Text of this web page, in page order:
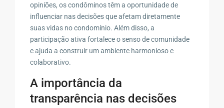
opiniões, os condôminos têm a oportunidade de
influenciar nas decisões que afetam diretamente
suas vidas no condomínio. Além disso, a
participação ativa fortalece o senso de comunidade
e ajuda a construir um ambiente harmonioso e
colaborativo.
A importância da
transparência nas decisões